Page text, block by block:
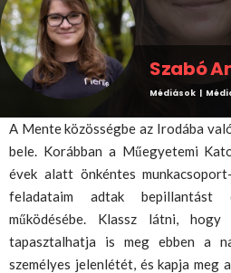
Szabó
Médiások |
A Mente közösségbe az Irodába
bele. Korábban a Műegyetemi
évek alatt önkéntes
feladataim adtak bepillantást
működésébe. Klassz látni,
tapasztalhatja is meg ebben a
személyes jelenlétét, és kapja meg